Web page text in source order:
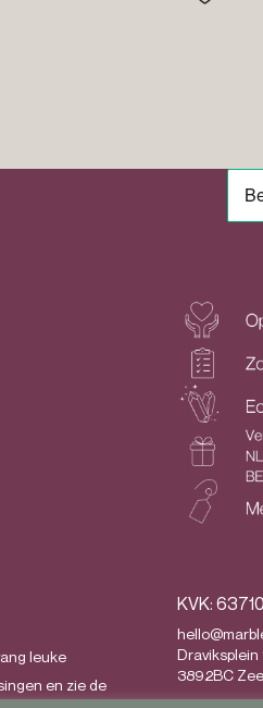
leuke
en zie de
KVK:
Draviksplein
3892BC